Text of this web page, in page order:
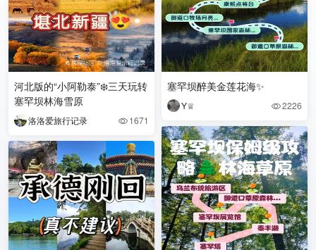
河北版的“小阿勒泰”❄️三天玩转
塞罕坝林海雪原
洛洛爱旅行记录  1671
塞罕坝醉美金莲花海✨
Y♕ 2226